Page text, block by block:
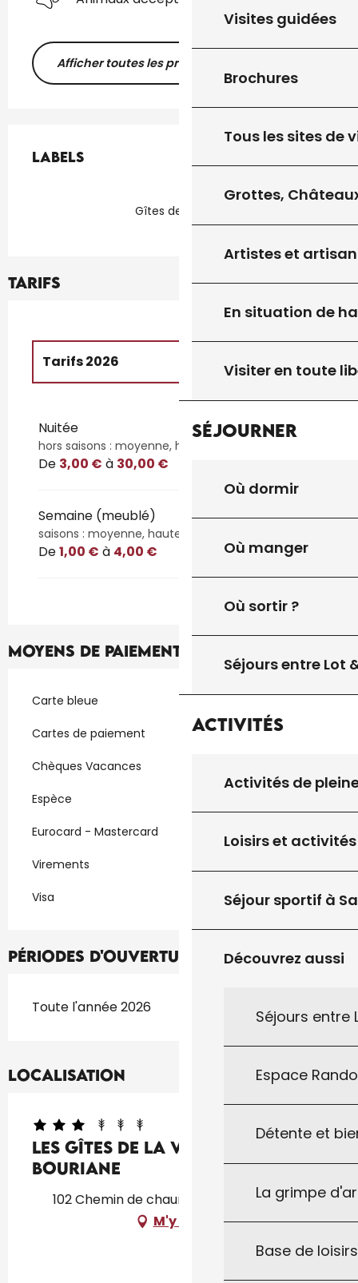
Visites guidées
Brochures
Tous les sites de
Grottes,
Artistes et
En situation de
Visiter en toute
Séjourner
Où dormir
Où manger
Où sortir ?
Séjours entre Lot
Activités
Activités de
Loisirs et activités
Séjour sportif à
Découvrez aussi
Séjours entre
Espace
Détente et
La grimpe
Base de
Afficher toutes les prestations
Offres de prestations
Labels
Labels
Gîtes de France
Tarifs
Tarifs 2026
Nuitée
hors saisons : moyenne, haute, vacances
De 3,00 € à 30,00 €
Semaine (meublé)
saisons : moyenne, haute, vacances
De1,00 € à 4,00 €
Moyens de paiement
Carte bleue
Cartes de paiement
Chèques Vacances
Espèce
Eurocard - Mastercard
Virements
Visa
Périodes d'ouverture
Toute l'année 2026
Localisation
Les gîtes de la vallée du Céou :
Bouriane
102 Chemin de chaunac, 46300 Gourdon
M'y rendre